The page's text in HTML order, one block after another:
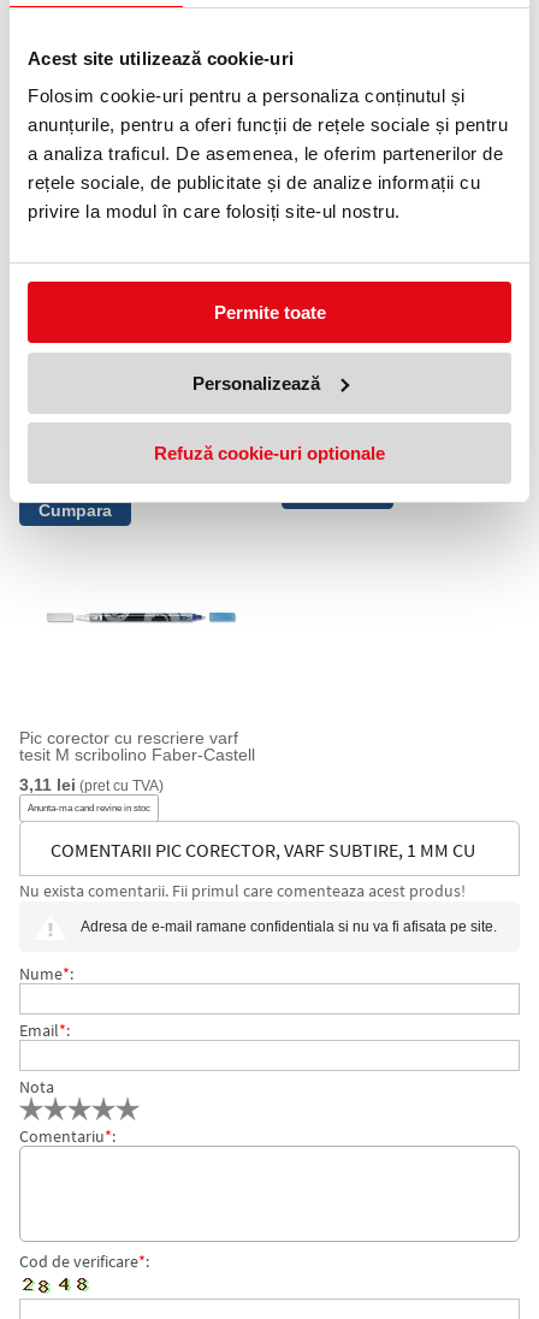
Acest site utilizează cookie-uri
Folosim cookie-uri pentru a personaliza conținutul și
anunțurile, pentru a oferi funcții de rețele sociale și pentru
a analiza traficul. De asemenea, le oferim partenerilor de
rețele sociale, de publicitate și de analize informații cu
privire la modul în care folosiți site-ul nostru.
Permite toate
Personalizează
Refuză cookie-uri optionale
Specificatii
Clasa
Primar
PRODUSE SIMILARE
Pic corector, varf gros, 2 mm, cu
rescriere, Super Hai XL, 2
Pic corector Sheriff, varf tesit,
3,99 lei(pret cu TVA)
Pic corector cu rescriere varf
tesit M scribolino Faber-Castell
3,11 lei (pret cu TVA)
Anunta-ma cand revine in stoc
COMENTARII PIC CORECTOR, VARF SUBTIRE, 1 MM CU
RESCRIERE SUPER HAI 2 BUC/SET HERLITZ
Nu exista comentarii. Fii primul care comenteaza acest produs!
Adresa de e-mail ramane confidentiala si nu va fi afisata pe site.
Nume*:
Email*:
Nota
Comentariu*:
Cod de verificare*: